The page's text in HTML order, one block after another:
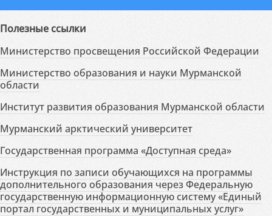
Полезные ссылки
Министерство просвещения Российской Федерации
Министерство образования и науки Мурманской
области
Институт развития образования Мурманской области
Мурманский арктический университет
Государственная программа «Доступная среда»
Инструкция по записи обучающихся на программы
дополнительного образования через Федеральную
государственную информационную систему «Единый
портал государственных и муниципальных услуг»